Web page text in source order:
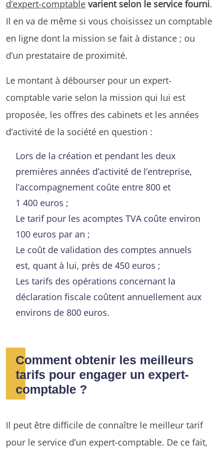
d’expert-comptable varient selon le service fourni.
Il en va de même si vous choisissez un comptable
en ligne dont la mission se fait à distance ; ou
d’un prestataire de proximité.
Le montant à débourser pour un expert-
comptable varie selon la mission qui lui est
proposée, les offres des cabinets et les années
d’activité de la société en question :
Lors de la création et pendant les deux
premières années d’activité de l’entreprise,
l’accompagnement coûte entre 800 et
1 400 euros ;
Le tarif pour les acomptes TVA coûte environ
100 euros par an ;
Le coût de validation des comptes annuels
est, quant à lui, près de 450 euros ;
Les tarifs des opérations concernant la
déclaration fiscale coûtent annuellement aux
environs de 800 euros.
Comment obtenir les meilleurs
tarifs pour engager un expert-
comptable ?
Il peut être difficile de connaître le meilleur tarif
pour le service d’un expert-comptable. De ce fait,